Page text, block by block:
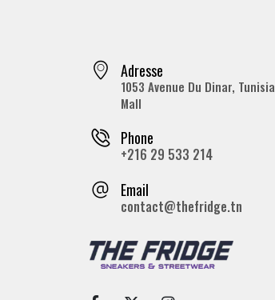
Adresse
1053 Avenue Du Dinar, Tunisia
Mall
Phone
+216 29 533 214
Email
contact@thefridge.tn